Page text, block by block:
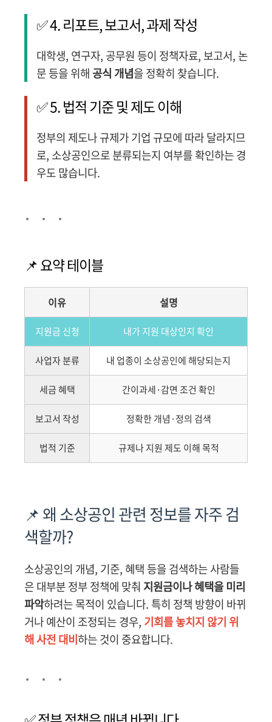
✅ 4. 리포트, 보고서, 과제 작성
대학생, 연구자, 공무원 등이 정책자료, 보고서, 논
문 등을 위해 공식 개념을 정확히 찾습니다.
✅ 5. 법적 기준 및 제도 이해
정부의 제도나 규제가 기업 규모에 따라 달라지므
로, 소상공인으로 분류되는지 여부를 확인하는 경
우도 많습니다.
📌 요약 테이블
이유 설명
지원금 신청 내가 지원 대상인지 확인
사업자 분류 내 업종이 소상공인에 해당되는지
세금 혜택 간이과세·감면 조건 확인
보고서 작성 정확한 개념·정의 검색
법적 기준 규제나 지원 제도 이해 목적
📌 왜 소상공인 관련 정보를 자주 검
색할까?
소상공인의 개념, 기준, 혜택 등을 검색하는 사람들
은 대부분 정부 정책에 맞춰 지원금이나 혜택을 미리
파악하려는 목적이 있습니다. 특히 정책 방향이 바뀌
거나 예산이 조정되는 경우, 기회를 놓치지 않기 위
해 사전 대비하는 것이 중요합니다.